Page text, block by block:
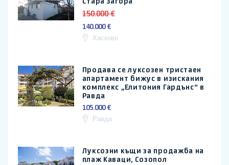
150.000 €
140.000 €
Хасково
Продава се луксозен тристаен
апартамент бижус в изискания
комплекс „Елитония Гардънс“ в
Равда
105.000 €
Равда
Луксозни къщи за продажба на
плаж Каваци, Созопол